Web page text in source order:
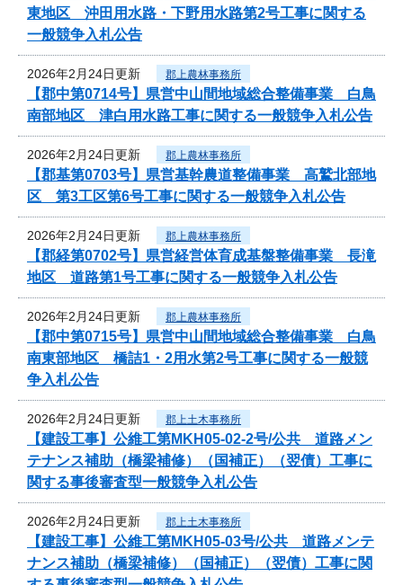
東地区 沖田用水路・下野用水路第2号工事に関する
一般競争入札公告
2026年2月24日更新 郡上農林事務所
【郡中第0714号】県営中山間地域総合整備事業 白鳥
南部地区 津白用水路工事に関する一般競争入札公告
2026年2月24日更新 郡上農林事務所
【郡基第0703号】県営基幹農道整備事業 高鷲北部地
区 第3工区第6号工事に関する一般競争入札公告
2026年2月24日更新 郡上農林事務所
【郡経第0702号】県営経営体育成基盤整備事業 長滝
地区 道路第1号工事に関する一般競争入札公告
2026年2月24日更新 郡上農林事務所
【郡中第0715号】県営中山間地域総合整備事業 白鳥
南東部地区 橋詰1・2用水第2号工事に関する一般競
争入札公告
2026年2月24日更新 郡上土木事務所
【建設工事】公維工第MKH05-02-2号/公共 道路メン
テナンス補助（橋梁補修）（国補正）（翌債）工事に
関する事後審査型一般競争入札公告
2026年2月24日更新 郡上土木事務所
【建設工事】公維工第MKH05-03号/公共 道路メンテ
ナンス補助（橋梁補修）（国補正）（翌債）工事に関